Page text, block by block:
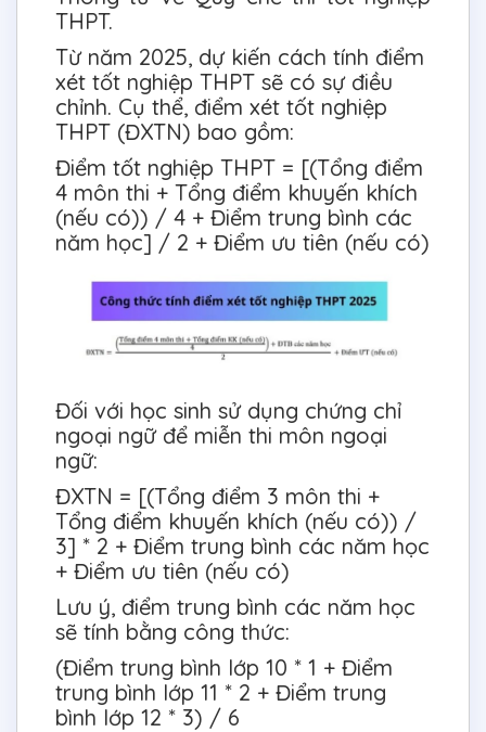
THPT.
Từ năm 2025, dự kiến cách tính điểm
xét tốt nghiệp THPT sẽ có sự điều
chỉnh. Cụ thể, điểm xét tốt nghiệp
THPT (ĐXTN) bao gồm:
Điểm tốt nghiệp THPT = [(Tổng điểm
4 môn thi + Tổng điểm khuyến khích
(nếu có)) / 4 + Điểm trung bình các
năm học] / 2 + Điểm ưu tiên (nếu có)
Đối với học sinh sử dụng chứng chỉ
ngoại ngữ để miễn thi môn ngoại
ngữ:
ĐXTN = [(Tổng điểm 3 môn thi +
Tổng điểm khuyến khích (nếu có)) /
3] * 2 + Điểm trung bình các năm học
+ Điểm ưu tiên (nếu có)
Lưu ý, điểm trung bình các năm học
sẽ tính bằng công thức:
(Điểm trung bình lớp 10 * 1 + Điểm
trung bình lớp 11 * 2 + Điểm trung
bình lớp 12 * 3) / 6